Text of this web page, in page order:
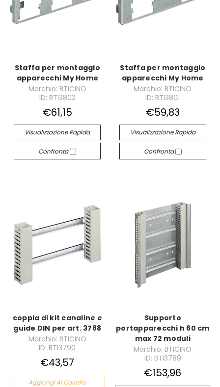
Staffa per montaggio
apparecchi My Home
Marchio: BTICINO
ID: BTI3802
€61,15
Visualizzazione Rapida
Confronta
Staffa per montaggio
apparecchi My Home
Marchio: BTICINO
ID: BTI3801
€59,83
Visualizzazione Rapida
Confronta
coppia di kit canaline e
guide DIN per art. 3788
Marchio: BTICINO
ID: BTI3790
€43,57
Aggiungi Al Carrello
Supporto
portapparecchi h 60 cm
max 72 moduli
Marchio: BTICINO
ID: BTI3789
€153,96